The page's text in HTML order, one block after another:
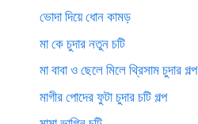
ভোদা দিয়ে ধোন কামড়
মা কে চুদার নতুন চটি
মা বাবা ও ছেলে মিলে থ্রিসাম চুদার গল্প
মাগীর পোদের ফুটা চুদার চটি গল্প